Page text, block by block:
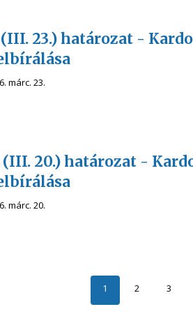
(III. 23.) határozat -
márc. 23.
(III. 20.) határozat -
márc. 20.
1 2 3